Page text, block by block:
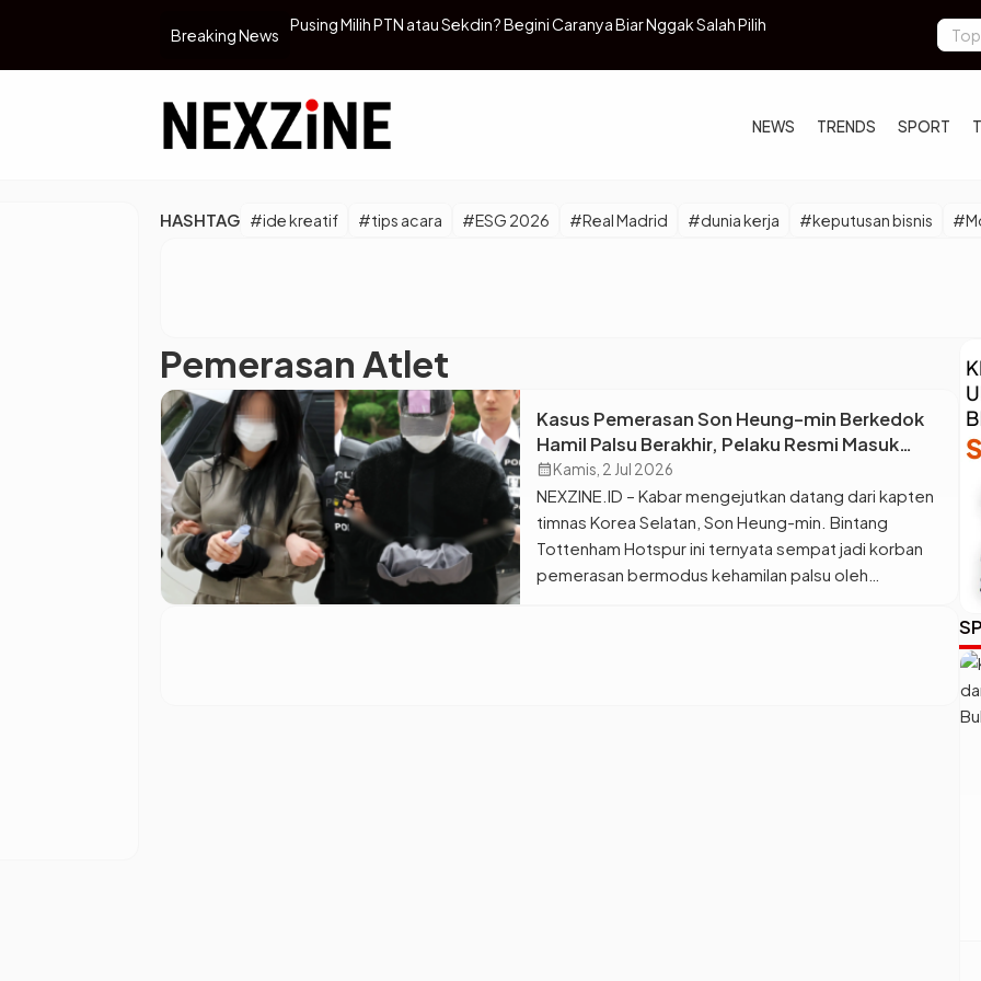
Breaking News
Pusing Milih PTN atau Sekdin? Begini Caranya Biar Nggak Salah Pilih TSMC
NEWS TRENDS SPORT
HASHTAG #ide kreatif #tips acara #ESG 2026 #Real Madrid #dunia kerja #keputusan bisnis
Pemerasan Atlet
Kasus Pemerasan Son Heung-min Berkedok
Hamil Palsu Berakhir, Pelaku Resmi Masuk
Penjara!
calendar_monthKamis, 2 Jul 2026
NEXZINE.ID – Kabar mengejutkan datang dari kapten
timnas Korea Selatan, Son Heung-min. Bintang
Tottenham Hotspur ini ternyata sempat jadi korban
pemerasan bermodus kehamilan palsu oleh